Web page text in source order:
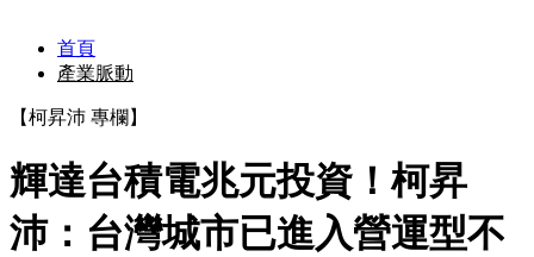
首頁
產業脈動
【柯昇沛 專欄】
輝達台積電兆元投資！柯昇
沛：台灣城市已進入營運型不